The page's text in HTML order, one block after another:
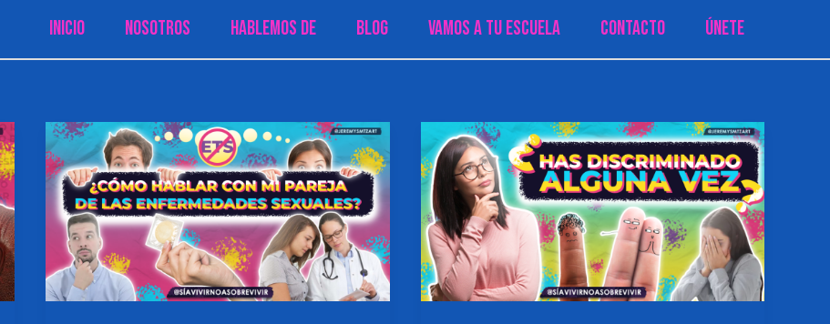
Inicio Nosotros Hablemos de Blog Vamos a tu Escuela Contacto Únete